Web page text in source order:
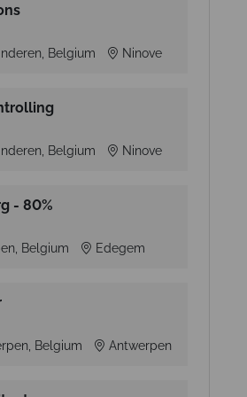
Belgium Ninove
Belgium Ninove
- 80%
Belgium Edegem
Belgium Antwerpen